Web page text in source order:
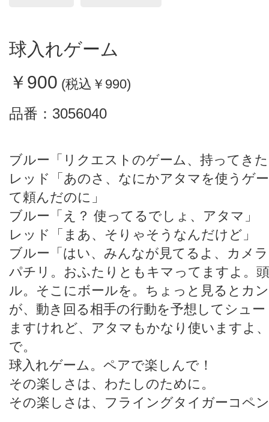
球入れゲーム
￥900 (税込￥990)
品番： 3056040
ブルー「リクエストのゲーム、持ってき
レッド「あのさ、なにかアタマを使うゲ
て頼んだのに」
ブルー「え？ 使ってるでしょ、アタマ」
レッド「まあ、そりゃそうなんだけど」
ブルー「はい、みんなが見てるよ、カメ
パチリ。おふたりともキマってますよ。
ル。そこにボールを。ちょっと見るとカ
が、動き回る相手の行動を予想してシュ
ますけれど、アタマもかなり使いますよ
で。
球入れゲーム。ペアで楽しんで！
その楽しさは、わたしのために。
その楽しさは、フライングタイガーコペ